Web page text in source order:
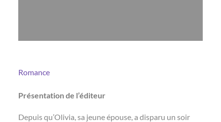
Romance
Présentation de l’éditeur
Depuis qu’Olivia, sa jeune épouse, a disparu un soir